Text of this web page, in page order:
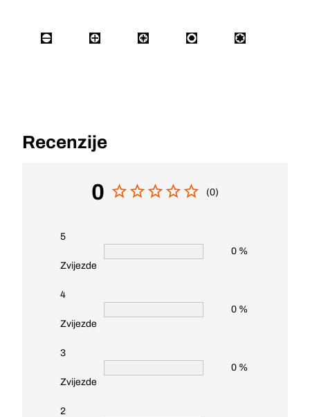
Recenzije
0 (0)
5
Zvijezde
0 %
4
Zvijezde
0 %
3
Zvijezde
0 %
2